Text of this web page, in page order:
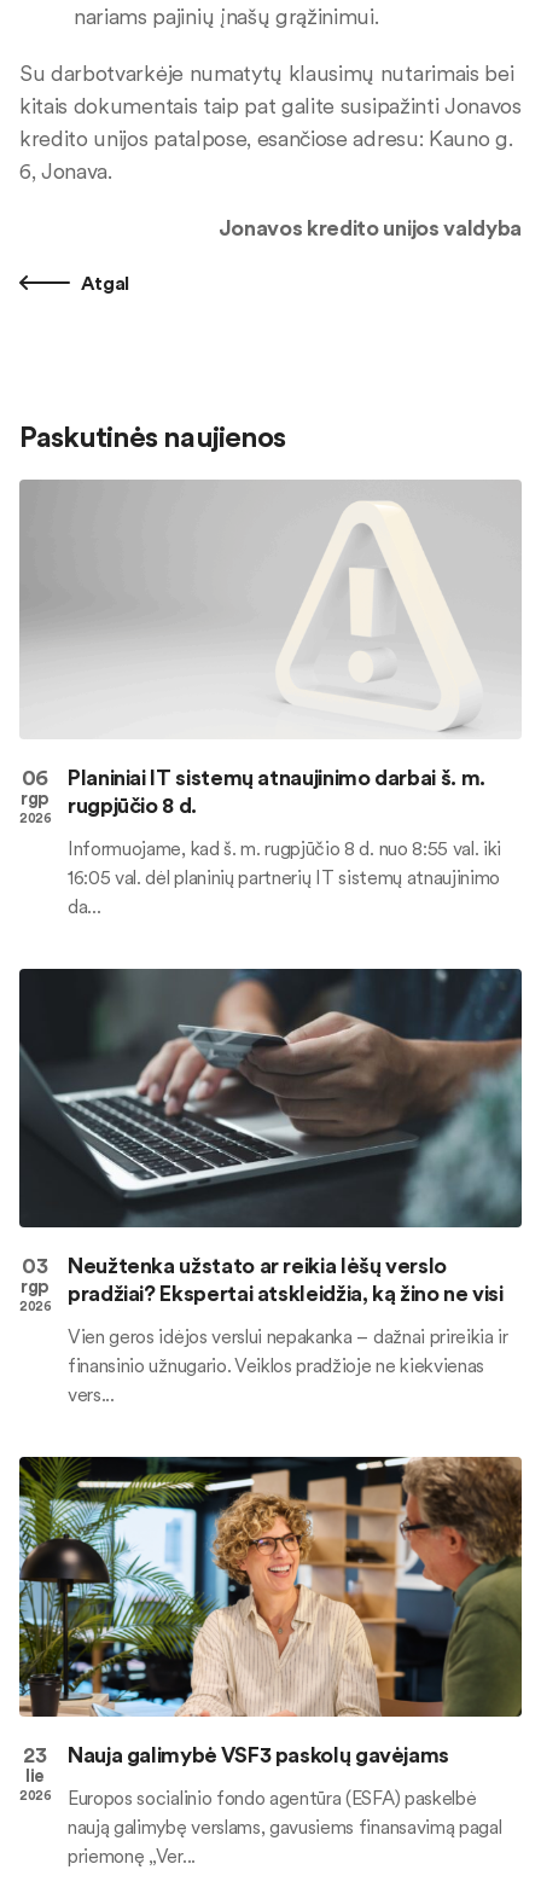
nariams pajinių įnašų grąžinimui.
Su darbotvarkėje numatytų klausimų nutarimais bei
kitais dokumentais taip pat galite susipažinti Jonavos
kredito unijos patalpose, esančiose adresu: Kauno g.
6, Jonava.
Jonavos kredito unijos valdyba
Atgal
Paskutinės naujienos
06
rgp
2026
Planiniai IT sistemų atnaujinimo darbai š. m.
rugpjūčio 8 d.
Informuojame, kad š. m. rugpjūčio 8 d. nuo 8:55 val. iki
16:05 val. dėl planinių partnerių IT sistemų atnaujinimo
da...
03
rgp
2026
Neužtenka užstato ar reikia lėšų verslo
pradžiai? Ekspertai atskleidžia, ką žino ne visi
Vien geros idėjos verslui nepakanka – dažnai prireikia ir
finansinio užnugario. Veiklos pradžioje ne kiekvienas
vers...
23
lie
2026
Nauja galimybė VSF3 paskolų gavėjams
Europos socialinio fondo agentūra (ESFA) paskelbė
naują galimybę verslams, gavusiems finansavimą pagal
priemonę „Ver...